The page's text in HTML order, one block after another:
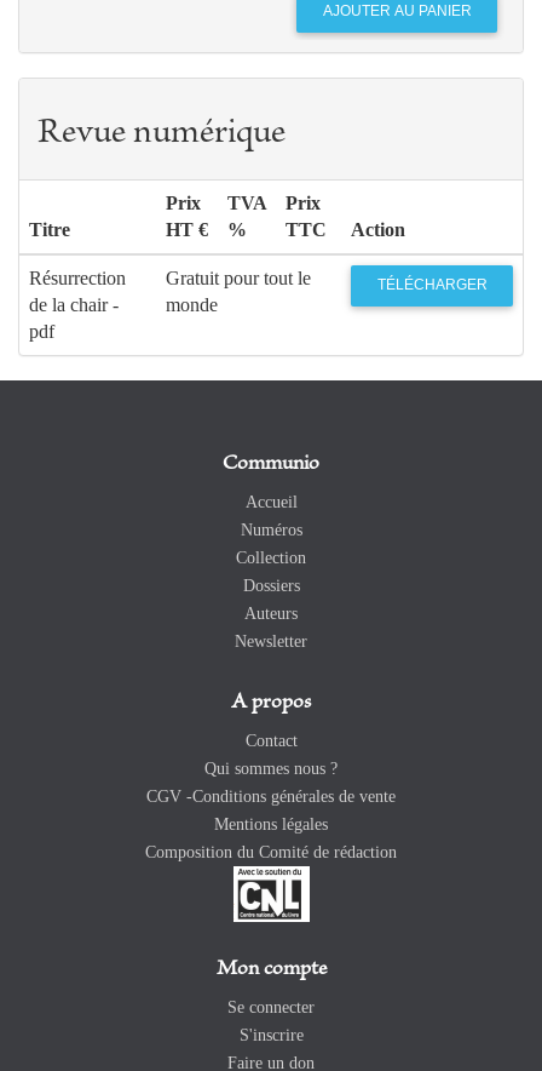
Revue numérique
Titre
Prix
HT €
TVA
%
Prix
TTC
Action
Résurrection
de la chair -
pdf
Gratuit pour tout le
monde
TÉLÉCHARGER
Communio
Accueil
Numéros
Collection
Dossiers
Auteurs
Newsletter
A propos
Contact
Qui sommes nous ?
CGV -Conditions générales de vente
Mentions légales
Composition du Comité de rédaction
Mon compte
Se connecter
S'inscrire
Faire un don